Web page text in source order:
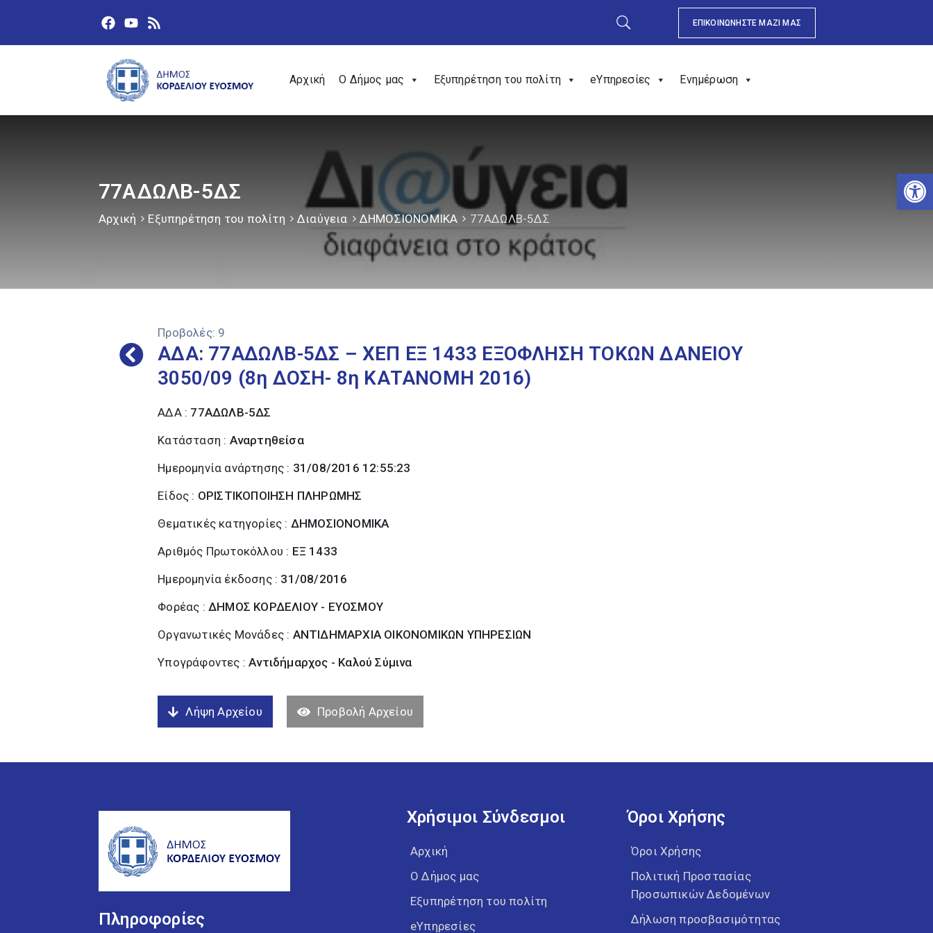
ΕΠΙΚΟΙΝΩΝΗΣΤΕ ΜΑΖΙ ΜΑΣ
Αρχική Ο Δήμος μας Εξυπηρέτηση του πολίτη eΥπηρεσίες Ενημέρωση
77ΑΔΩΛΒ-5ΔΣ
Αρχική Εξυπηρέτηση του πολίτη Διαύγεια ΔΗΜΟΣΙΟΝΟΜΙΚΑ 77ΑΔΩΛΒ-5ΔΣ
Προβολές: 9
ΑΔΑ: 77ΑΔΩΛΒ-5ΔΣ – ΧΕΠ ΕΞ 1433 ΕΞΟΦΛΗΣΗ ΤΟΚΩΝ ΔΑΝΕΙΟΥ
3050/09 (8η ΔΟΣΗ- 8η ΚΑΤΑΝΟΜΗ 2016)
ΑΔΑ : 77ΑΔΩΛΒ-5ΔΣ
Κατάσταση : Αναρτηθείσα
Ημερομηνία ανάρτησης : 31/08/2016 12:55:23
Είδος : ΟΡΙΣΤΙΚΟΠΟΙΗΣΗ ΠΛΗΡΩΜΗΣ
Θεματικές κατηγορίες : ΔΗΜΟΣΙΟΝΟΜΙΚΑ
Αριθμός Πρωτοκόλλου : ΕΞ 1433
Ημερομηνία έκδοσης : 31/08/2016
Φορέας :ΔΗΜΟΣ ΚΟΡΔΕΛΙΟΥ - ΕΥΟΣΜΟΥ
Οργανωτικές Μονάδες : ΑΝΤΙΔΗΜΑΡΧΙΑ ΟΙΚΟΝΟΜΙΚΩΝ ΥΠΗΡΕΣΙΩΝ
Υπογράφοντες :Αντιδήμαρχος - Καλού Σύµινα
Λήψη Αρχείου Προβολή Αρχείου
Πληροφορίες
Χρήσιμοι Σύνδεσμοι
Αρχική
Ο Δήμος μας
Εξυπηρέτηση του πολίτη
eΥπηρεσίες
Όροι Χρήσης
Όροι Χρήσης
Πολιτική Προστασίας
Προσωπικών Δεδομένων
Δήλωση προσβασιμότητας